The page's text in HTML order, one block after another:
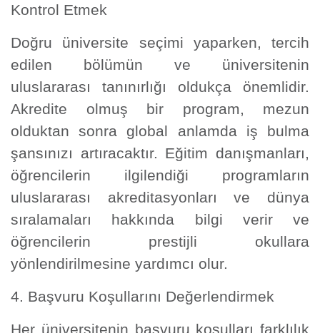
Kontrol Etmek
Doğru üniversite seçimi yaparken, tercih
edilen bölümün ve üniversitenin
uluslararası tanınırlığı oldukça önemlidir.
Akredite olmuş bir program, mezun
olduktan sonra global anlamda iş bulma
şansınızı artıracaktır. Eğitim danışmanları,
öğrencilerin ilgilendiği programların
uluslararası akreditasyonları ve dünya
sıralamaları hakkında bilgi verir ve
öğrencilerin prestijli okullara
yönlendirilmesine yardımcı olur.
4. Başvuru Koşullarını Değerlendirmek
Her üniversitenin başvuru koşulları farklılık